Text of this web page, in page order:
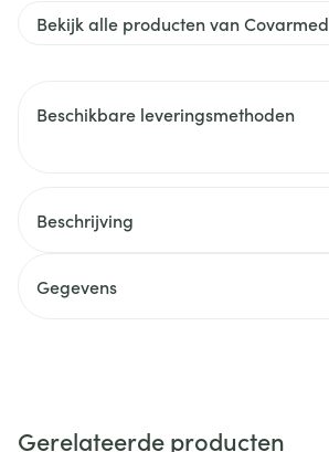
Bekijk alle producten van Covarmed
Beschikbare leveringsmethoden
Beschrijving
Gegevens
Gerelateerde producten